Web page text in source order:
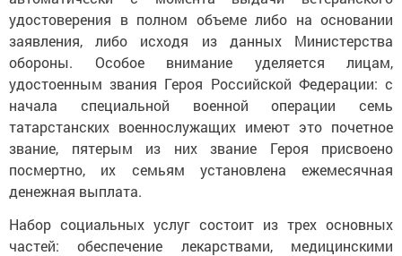
удостоверения в полном объеме либо на основании
заявления, либо исходя из данных Министерства
обороны. Особое внимание уделяется лицам,
удостоенным звания Героя Российской Федерации: с
начала специальной военной операции семь
татарстанских военнослужащих имеют это почетное
звание, пятерым из них звание Героя присвоено
посмертно, их семьям установлена ежемесячная
денежная выплата.
Набор социальных услуг состоит из трех основных
частей: обеспечение лекарствами, медицинскими